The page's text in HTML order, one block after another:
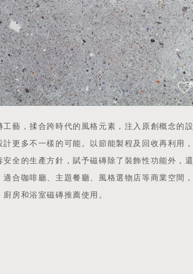
工藝，揉合跨時代的風格元素，注入原創概念的設
更多不一樣的可能。以節能製程及回收再利用，
安全的生產方針，賦予磁磚除了裝飾性功能外，還
合咖啡廳、主題餐廳、風格選物店等商業空間，
房和浴室磁磚推薦使用。